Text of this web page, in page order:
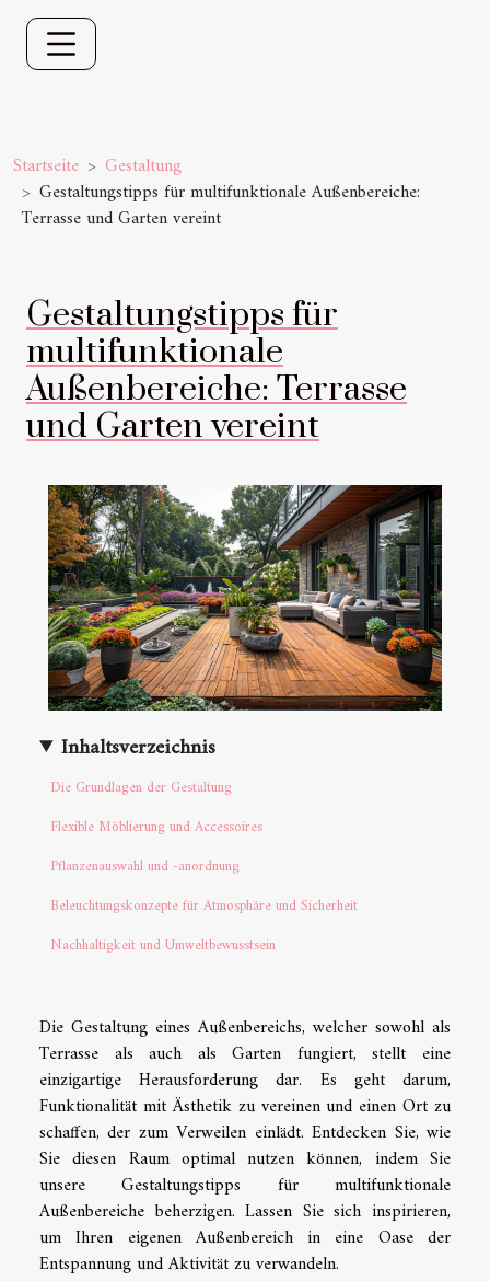
Startseite
Gestaltung
Gestaltungstipps für multifunktionale Außenbereiche:
Terrasse und Garten vereint
Gestaltungstipps für
multifunktionale
Außenbereiche: Terrasse
und Garten vereint
Inhaltsverzeichnis
Die Grundlagen der Gestaltung
Flexible Möblierung und Accessoires
Pflanzenauswahl und -anordnung
Beleuchtungskonzepte für Atmosphäre und Sicherheit
Nachhaltigkeit und Umweltbewusstsein
Die Gestaltung eines Außenbereichs, welcher sowohl als
Terrasse als auch als Garten fungiert, stellt eine
einzigartige Herausforderung dar. Es geht darum,
Funktionalität mit Ästhetik zu vereinen und einen Ort zu
schaffen, der zum Verweilen einlädt. Entdecken Sie, wie
Sie diesen Raum optimal nutzen können, indem Sie
unsere Gestaltungstipps für multifunktionale
Außenbereiche beherzigen. Lassen Sie sich inspirieren,
um Ihren eigenen Außenbereich in eine Oase der
Entspannung und Aktivität zu verwandeln.